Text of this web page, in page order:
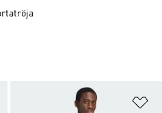
Lägg till på önskelistan